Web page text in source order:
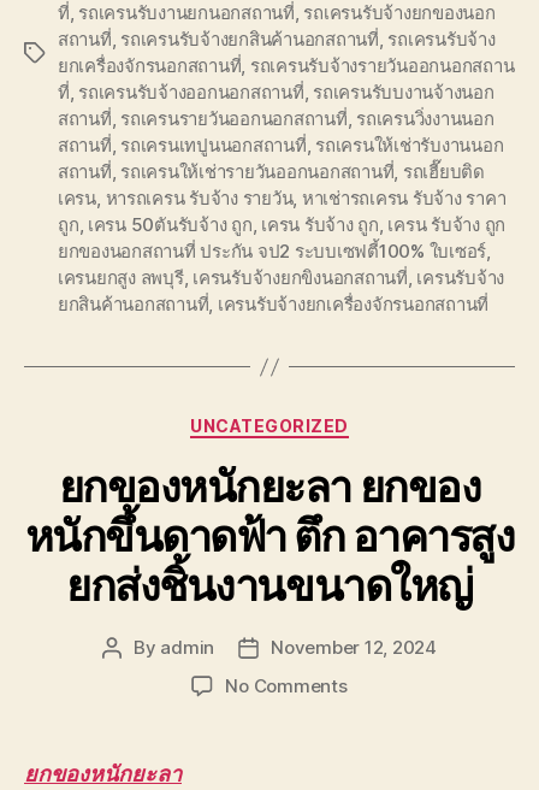
Tags
ที่, รถเครนรับงานยกนอกสถานที่, รถเครนรับจ้างยกของนอก
สถานที่, รถเครนรับจ้างยกสินค้านอกสถานที่, รถเครนรับจ้าง
ยกเครื่องจักรนอกสถานที่, รถเครนรับจ้างรายวันออกนอกสถาน
ที่, รถเครนรับจ้างออกนอกสถานที่, รถเครนรับบงานจ้างนอก
สถานที่, รถเครนรายวันออกนอกสถานที่, รถเครนวิ่งงานนอก
สถานที่, รถเครนเทปูนนอกสถานที่, รถเครนให้เช่ารับงานนอก
สถานที่, รถเครนให้เช่ารายวันออกนอกสถานที่, รถเฮี๊ยบติด
เครน, หารถเครน รับจ้าง รายวัน, หาเช่ารถเครน รับจ้าง ราคา
ถูก, เครน 50ตันรับจ้าง ถูก, เครน รับจ้าง ถูก, เครน รับจ้าง ถูก
ยกของนอกสถานที่ ประกัน จป2 ระบบเซฟตี้100% ใบเซอร์,
เครนยกสูง ลพบุรี, เครนรับจ้างยกขิงนอกสถานที่, เครนรับจ้าง
ยกสินค้านอกสถานที่, เครนรับจ้างยกเครื่องจักรนอกสถานที่
Categories
UNCATEGORIZED
ยกของหนักยะลา ยกของ
หนักขึ้นดาดฟ้า ตึก อาคารสูง
ยกส่งชิ้นงานขนาดใหญ่
Post
By admin
Post
date
November 12, 2024
No Commentson
ยกของหนักยะลา